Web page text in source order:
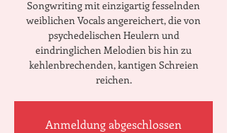
Songwriting mit einzigartig fesselnden
weiblichen Vocals angereichert, die von
psychedelischen Heulern und
eindringlichen Melodien bis hin zu
kehlenbrechenden, kantigen Schreien
reichen.
Anmeldung abgeschlossen